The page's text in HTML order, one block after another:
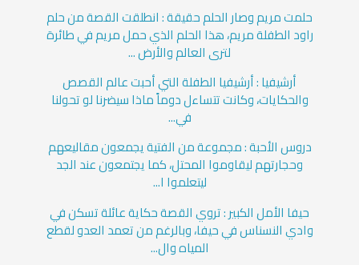
حلمت مريم وصار الحلم حقيقة : انطلقت القصة من حلم
راود الطفلة مريم، هذا الحلم الذي حمل مريم في طائرة
لترى العالم والأرض ...
أرشيفيا : أرشيفيا الطفلة التي أحبت عالم القصص
والحكايات، وكانت تتساءل دوماً ماذا سيضرنا لو تحولنا
في...
دروس الأحبة : مجموعة من الفتية يجمعون مقاليعهم
وحجارتهم ليقاوموا المحتل، كما يجتمعون عند الجد
ليتعلموا ا...
حيفا الأمل الكبير : تروي القصة حكاية عائلة تسكن في
وادي النسناس في حيفا، وبالرغم من تعمد العدو لقطع
المياه وال...